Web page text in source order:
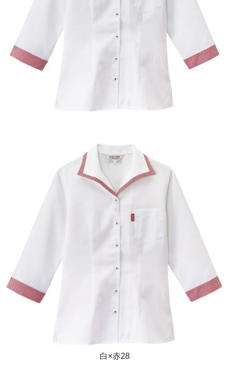
白×赤28